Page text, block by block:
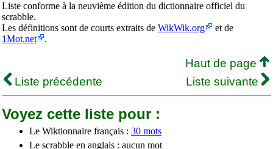
Liste conforme à la neuvième édition du dictionnaire officiel du
scrabble.
Les définitions sont de courts extraits de WikWik.org
et de
1Mot.net
.
Haut de page
Liste précédente
Liste suivante
Voyez cette liste pour :
Le Wiktionnaire français : 30 mots
Le scrabble en anglais : aucun mot